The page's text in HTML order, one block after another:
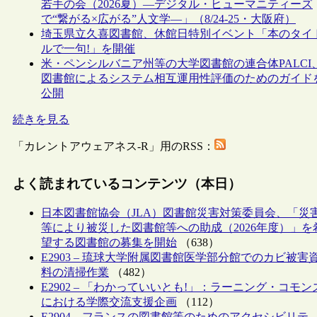
若手の会（2026夏）―デジタル・ヒューマニティーズ
で“繋がる×広がる”人文学―」（8/24-25・大阪府）
埼玉県立久喜図書館、休館日特別イベント「本のタイ
ルで一句!」を開催
米・ペンシルバニア州等の大学図書館の連合体PALCI、
図書館によるシステム相互運用性評価のためのガイド
公開
続きを見る
「カレントアウェアネス-R」用のRSS：
よく読まれているコンテンツ（本日）
日本図書館協会（JLA）図書館災害対策委員会、「災
等により被災した図書館等への助成（2026年度）」を
望する図書館の募集を開始 （638）
E2903 – 琉球大学附属図書館医学部分館でのカビ被害
料の清掃作業 （482）
E2902 – 「わかっていいとも!」：ラーニング・コモン
における学際交流支援企画 （112）